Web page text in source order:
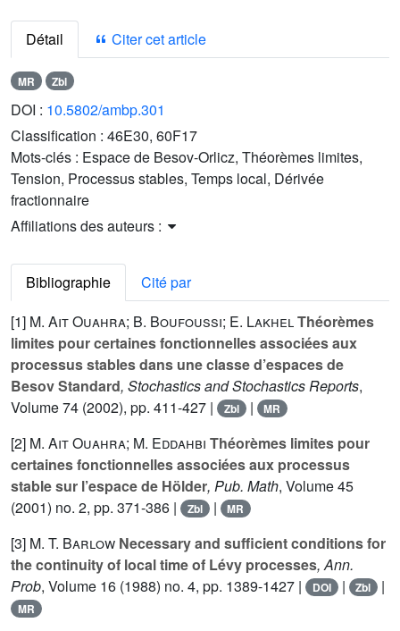
Détail Citer cet article
MR Zbl
DOI : 10.5802/ambp.301
Classification : 46E30, 60F17
Mots-clés : Espace de Besov-Orlicz, Théorèmes limites,
Tension, Processus stables, Temps local, Dérivée
fractionnaire
Affiliations des auteurs :
Bibliographie
Cité par
[1] M. Ait Ouahra; B. Boufoussi; E. LakhelThéorèmes
limites pour certaines fonctionnelles associées aux
processus stables dans une classe d’espaces de
Besov Standard, Stochastics and Stochastics Reports,
Volume 74 (2002), pp. 411-427 | Zbl | MR
[2] M. Ait Ouahra; M. Eddahbi Théorèmes limites pour
certaines fonctionnelles associées aux processus
stable sur l’espace de Hölder, Pub. Math, Volume 45
(2001) no. 2, pp. 371-386 |
Zbl | MR
[3] M. T. Barlow Necessary and sufficient conditions for
the continuity of local time of Lévy processes, Ann.
Prob, Volume 16 (1988) no. 4, pp. 1389-1427 | DOI | Zbl |
MR